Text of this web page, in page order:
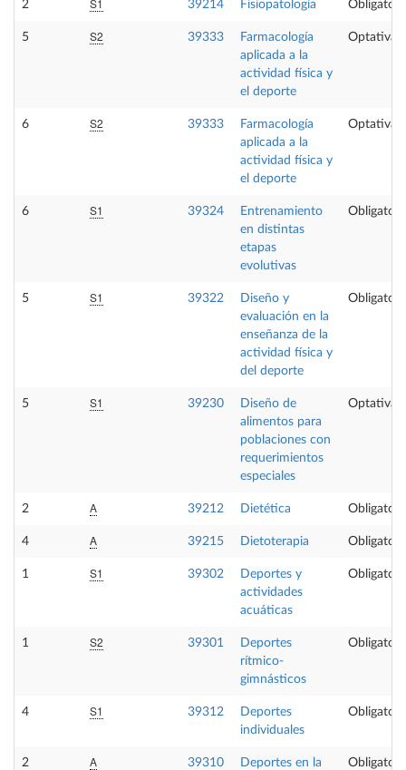
2 S1 39214 Fisiopatología
5 S2 39333
Farmacología
aplicada a la
actividad física y
el deporte
Optativa
6 S2 39333
Farmacología
aplicada a la
actividad física y
el deporte
Optativa
6 S1 39324
Entrenamiento
en distintas
etapas
evolutivas
5 S1 39322
Diseño y
evaluación en la
enseñanza de la
actividad física y
del deporte
5 S1 39230
Diseño de
alimentos para
poblaciones con
requerimientos
especiales
Optativa
2 A 39212 Dietética
4 A 39215 Dietoterapia
1 S1 39302
Deportes y
actividades
acuáticas
1 S2 39301
Deportes
rítmico-
gimnásticos
4 S1 39312
Deportes
individuales
2 A 39310
Deportes en la